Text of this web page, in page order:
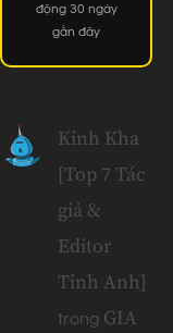
động 30 ngày
gần đây
Kinh Kha
[Top 7 Tác
giả &
Editor
Tinh Anh]
trong GIA